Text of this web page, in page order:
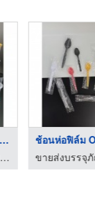
ขายส่งถ้วยเต้าฮวย ถ้ ...
ขายส่งบรรจุภัณฑ์พลาสติกอาหาร - ขนม ธนาแพคเกจจิ้ง